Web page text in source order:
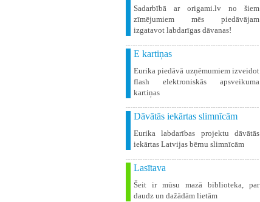
Sadarbībā ar origami.lv no šiem
zīmējumiem mēs piedāvājam
izgatavot labdarīgas dāvanas!
E kartiņas
Eurika piedāvā uzņēmumiem izveidot
flash elektroniskās apsveikuma
kartiņas
Dāvātās iekārtas slimnīcām
Eurika labdarības projektu dāvātās
iekārtas Latvijas bērnu slimnīcām
Lasītava
Šeit ir mūsu mazā biblioteka, par
daudz un dažādām lietām